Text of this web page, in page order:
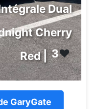
Dual
Cherry
Red |3❤️
GaryGate